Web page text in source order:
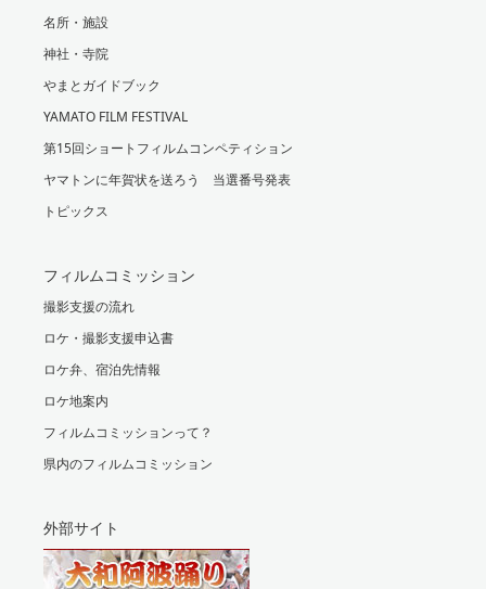
名所・施設
神社・寺院
やまとガイドブック
YAMATO FILM FESTIVAL
第15回ショートフィルムコンペティション
ヤマトンに年賀状を送ろう 当選番号発表
トピックス
フィルムコミッション
撮影支援の流れ
ロケ・撮影支援申込書
ロケ弁、宿泊先情報
ロケ地案内
フィルムコミッションって？
県内のフィルムコミッション
外部サイト